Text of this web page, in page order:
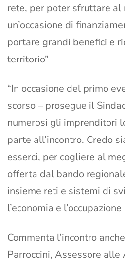
rete, per poter sfruttare al
un’occasione di
portare grandi benefici e
territorio”
“In occasione del primo
scorso – prosegue il
numerosi gli imprenditori
parte all’incontro. Credo
esserci, per cogliere al
offerta dal bando
insieme reti e sistemi di
l’economia e l’occupazione
Commenta l’incontro
Parroccini, Assessore